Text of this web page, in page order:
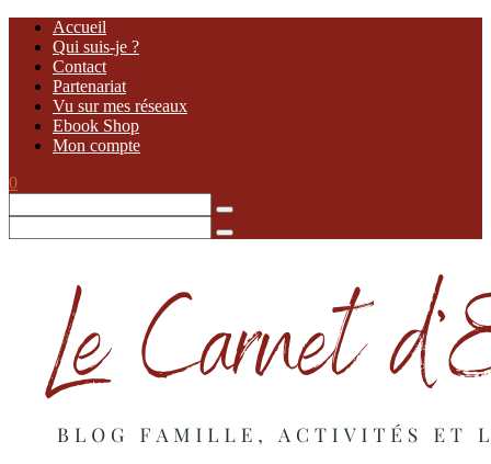
Accueil
Qui suis-je ?
Contact
Partenariat
Vu sur mes réseaux
Ebook Shop
Mon compte
0